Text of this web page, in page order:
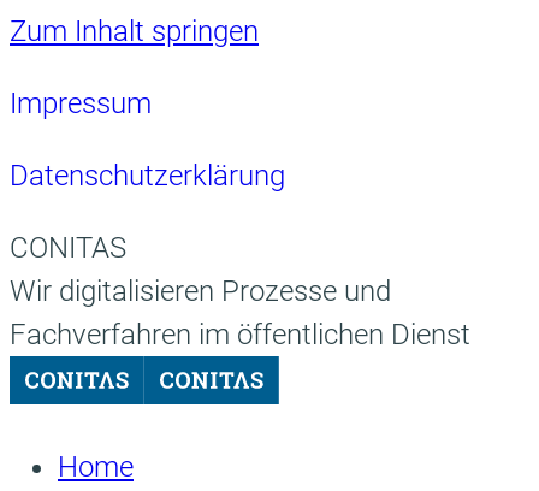
Zum Inhalt springen
Impressum
Datenschutzerklärung
CONITAS
Wir digitalisieren Prozesse und
Fachverfahren im öffentlichen Dienst
Home